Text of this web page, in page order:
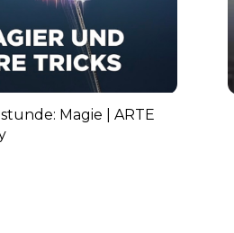
Magie | ARTE